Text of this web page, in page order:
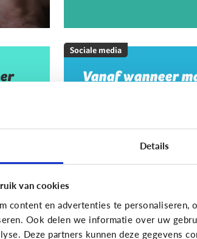
Details
van cookies
content en advertenties te personaliseren,
Ook delen we informatie over uw
Deze partners kunnen deze gegevens
Sociale media
Vanaf wanneer